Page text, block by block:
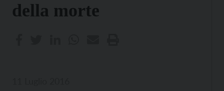
della morte